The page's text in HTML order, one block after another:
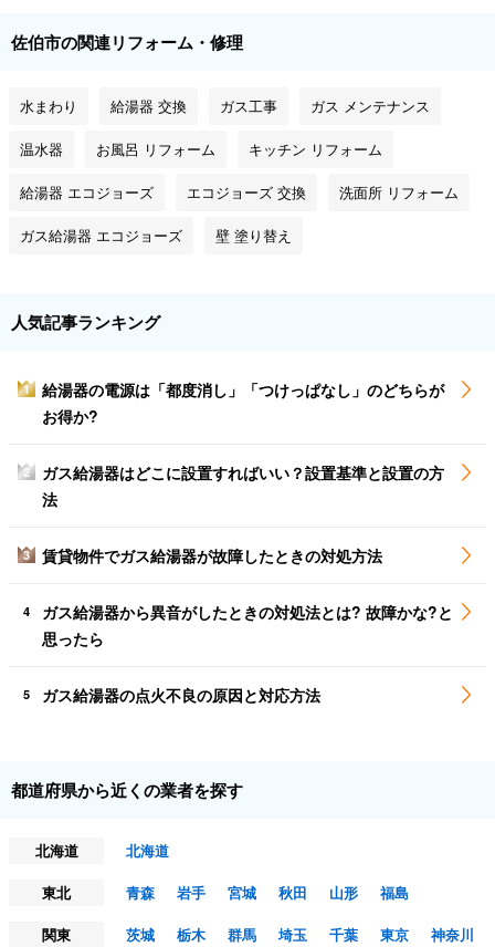
佐伯市の関連リフォーム・修理
水まわり 給湯器 交換 ガス工事 ガス メンテナンス
温水器 お風呂 リフォーム キッチン リフォーム
給湯器 エコジョーズ エコジョーズ 交換 洗面所 リフォーム
ガス給湯器 エコジョーズ 壁 塗り替え
人気記事ランキング
1
給湯器の電源は「都度消し」「つけっぱなし」のどちらが
お得か?
2
ガス給湯器はどこに設置すればいい？設置基準と設置の方
法
3 賃貸物件でガス給湯器が故障したときの対処方法
4
ガス給湯器から異音がしたときの対処法とは? 故障かな?と
思ったら
5 ガス給湯器の点火不良の原因と対応方法
都道府県から近くの業者を探す
北海道
北海道
東北
青森 岩手 宮城 秋田 山形
福島
関東
茨城 栃木 群馬 埼玉 千葉 東京
神奈川